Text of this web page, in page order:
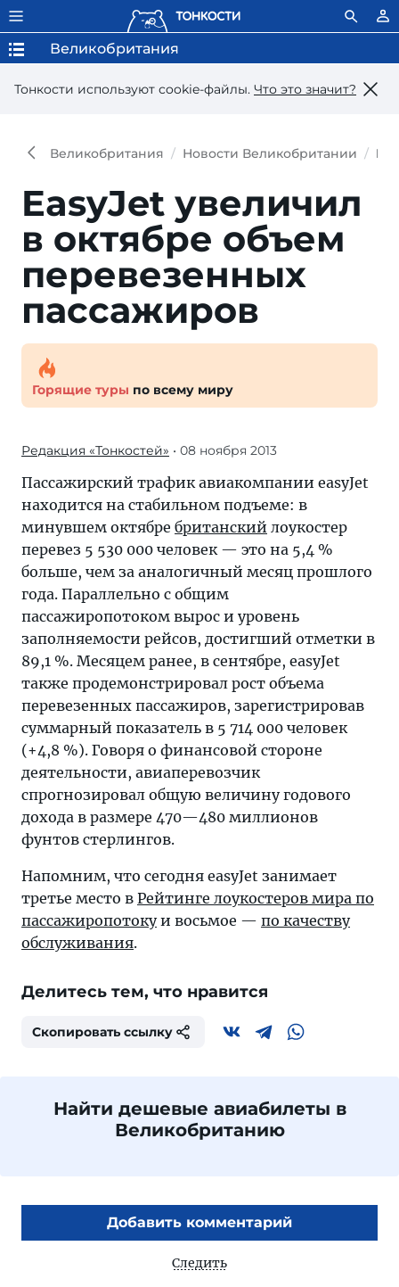
Тонкости используют сookie-файлы. Что это значит?
Великобритания
Великобритания Новости Великобритании
EasyJet увеличил
в октябре объем
перевезенных
пассажиров
Горящие туры по всему миру
Редакция «Тонкостей» • 08 ноября 2013
Пассажирский трафик авиакомпании easyJet
находится на стабильном подъеме: в
минувшем октябре британский лоукостер
перевез 5 530 000 человек — это на 5,4 %
больше, чем за аналогичный месяц прошлого
года. Параллельно с общим
пассажиропотоком вырос и уровень
заполняемости рейсов, достигший отметки в
89,1 %. Месяцем ранее, в сентябре, easyJet
также продемонстрировал рост объема
перевезенных пассажиров, зарегистрировав
суммарный показатель в 5 714 000 человек
(+4,8 %). Говоря о финансовой стороне
деятельности, авиаперевозчик
спрогнозировал общую величину годового
дохода в размере 470—480 миллионов
фунтов стерлингов.
Напомним, что сегодня easyJet занимает
третье место в Рейтинге лоукостеров мира по
пассажиропотокуи восьмое — по качеству
обслуживания.
Делитесь тем, что нравится
Скопировать ссылку
Найти дешевые авиабилеты в
Великобританию
Добавить комментарий
Следить